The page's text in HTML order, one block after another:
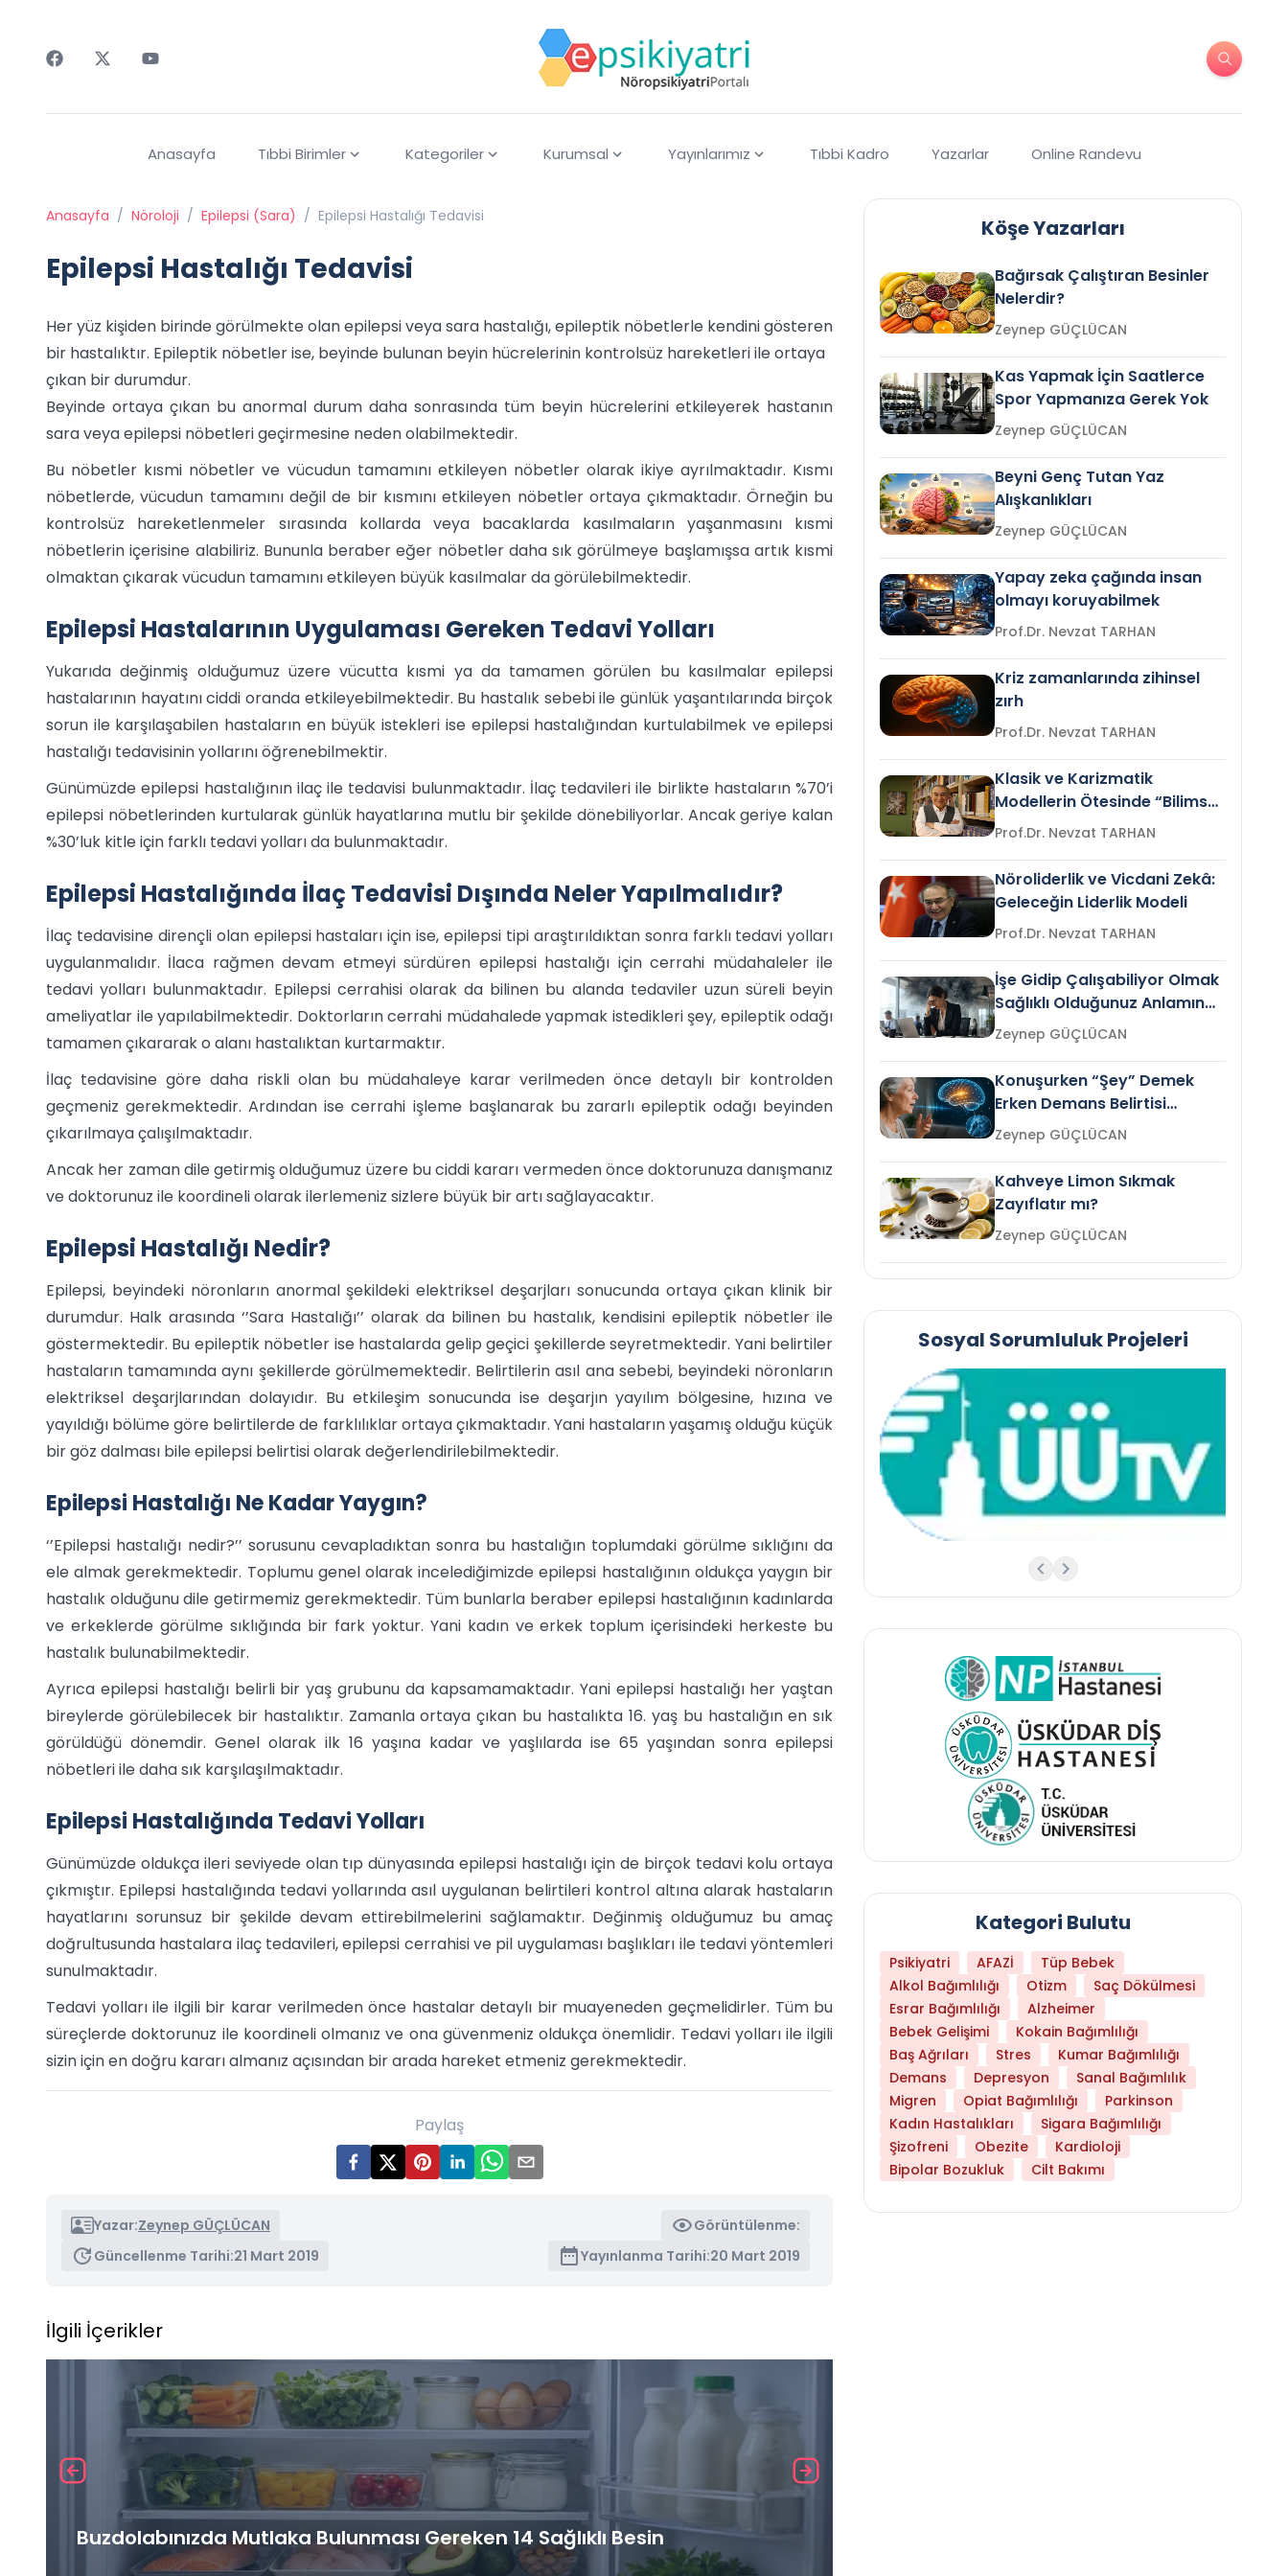
Anasayfa Tıbbi Birimler Kategoriler Kurumsal Yayınlarımız Tıbbi Kadro Yazarlar Online Randevu
Anasayfa / Nöroloji / Epilepsi (Sara) / Epilepsi Hastalığı Tedavisi
Epilepsi Hastalığı Tedavisi
Her yüz kişiden birinde görülmekte olan epilepsi veya sara hastalığı, epileptik nöbetlerle kendini gösteren
bir hastalıktır. Epileptik nöbetler ise, beyinde bulunan beyin hücrelerinin kontrolsüz hareketleri ile ortaya
çıkan bir durumdur.
Beyinde ortaya çıkan bu anormal durum daha sonrasında tüm beyin hücrelerini etkileyerek hastanın
sara veya epilepsi nöbetleri geçirmesine neden olabilmektedir.
Bu nöbetler kısmi nöbetler ve vücudun tamamını etkileyen nöbetler olarak ikiye ayrılmaktadır. Kısmı
nöbetlerde, vücudun tamamını değil de bir kısmını etkileyen nöbetler ortaya çıkmaktadır. Örneğin bu
kontrolsüz hareketlenmeler sırasında kollarda veya bacaklarda kasılmaların yaşanmasını kısmi
nöbetlerin içerisine alabiliriz. Bununla beraber eğer nöbetler daha sık görülmeye başlamışsa artık kısmi
olmaktan çıkarak vücudun tamamını etkileyen büyük kasılmalar da görülebilmektedir.
Epilepsi Hastalarının Uygulaması Gereken Tedavi Yolları
Yukarıda değinmiş olduğumuz üzere vücutta kısmi ya da tamamen görülen bu kasılmalar epilepsi
hastalarının hayatını ciddi oranda etkileyebilmektedir. Bu hastalık sebebi ile günlük yaşantılarında birçok
sorun ile karşılaşabilen hastaların en büyük istekleri ise epilepsi hastalığından kurtulabilmek ve epilepsi
hastalığı tedavisinin yollarını öğrenebilmektir.
Günümüzde epilepsi hastalığının ilaç ile tedavisi bulunmaktadır. İlaç tedavileri ile birlikte hastaların %70’i
epilepsi nöbetlerinden kurtularak günlük hayatlarına mutlu bir şekilde dönebiliyorlar. Ancak geriye kalan
%30’luk kitle için farklı tedavi yolları da bulunmaktadır.
Epilepsi Hastalığında İlaç Tedavisi Dışında Neler Yapılmalıdır?
İlaç tedavisine dirençli olan epilepsi hastaları için ise, epilepsi tipi araştırıldıktan sonra farklı tedavi yolları
uygulanmalıdır. İlaca rağmen devam etmeyi sürdüren epilepsi hastalığı için cerrahi müdahaleler ile
tedavi yolları bulunmaktadır. Epilepsi cerrahisi olarak da bilinen bu alanda tedaviler uzun süreli beyin
ameliyatlar ile yapılabilmektedir. Doktorların cerrahi müdahalede yapmak istedikleri şey, epileptik odağı
tamamen çıkararak o alanı hastalıktan kurtarmaktır.
İlaç tedavisine göre daha riskli olan bu müdahaleye karar verilmeden önce detaylı bir kontrolden
geçmeniz gerekmektedir. Ardından ise cerrahi işleme başlanarak bu zararlı epileptik odağı beyinden
çıkarılmaya çalışılmaktadır.
Ancak her zaman dile getirmiş olduğumuz üzere bu ciddi kararı vermeden önce doktorunuza danışmanız
ve doktorunuz ile koordineli olarak ilerlemeniz sizlere büyük bir artı sağlayacaktır.
Epilepsi Hastalığı Nedir?
Epilepsi, beyindeki nöronların anormal şekildeki elektriksel deşarjları sonucunda ortaya çıkan klinik bir
durumdur. Halk arasında ‘’Sara Hastalığı’’ olarak da bilinen bu hastalık, kendisini epileptik nöbetler ile
göstermektedir. Bu epileptik nöbetler ise hastalarda gelip geçici şekillerde seyretmektedir. Yani belirtiler
hastaların tamamında aynı şekillerde görülmemektedir. Belirtilerin asıl ana sebebi, beyindeki nöronların
elektriksel deşarjlarından dolayıdır. Bu etkileşim sonucunda ise deşarjın yayılım bölgesine, hızına ve
yayıldığı bölüme göre belirtilerde de farklılıklar ortaya çıkmaktadır. Yani hastaların yaşamış olduğu küçük
bir göz dalması bile epilepsi belirtisi olarak değerlendirilebilmektedir.
Epilepsi Hastalığı Ne Kadar Yaygın?
‘’Epilepsi hastalığı nedir?’’ sorusunu cevapladıktan sonra bu hastalığın toplumdaki görülme sıklığını da
ele almak gerekmektedir. Toplumu genel olarak incelediğimizde epilepsi hastalığının oldukça yaygın bir
hastalık olduğunu dile getirmemiz gerekmektedir. Tüm bunlarla beraber epilepsi hastalığının kadınlarda
ve erkeklerde görülme sıklığında bir fark yoktur. Yani kadın ve erkek toplum içerisindeki herkeste bu
hastalık bulunabilmektedir.
Ayrıca epilepsi hastalığı belirli bir yaş grubunu da kapsamamaktadır. Yani epilepsi hastalığı her yaştan
bireylerde görülebilecek bir hastalıktır. Zamanla ortaya çıkan bu hastalıkta 16. yaş bu hastalığın en sık
görüldüğü dönemdir. Genel olarak ilk 16 yaşına kadar ve yaşlılarda ise 65 yaşından sonra epilepsi
nöbetleri ile daha sık karşılaşılmaktadır.
Epilepsi Hastalığında Tedavi Yolları
Günümüzde oldukça ileri seviyede olan tıp dünyasında epilepsi hastalığı için de birçok tedavi kolu ortaya
çıkmıştır. Epilepsi hastalığında tedavi yollarında asıl uygulanan belirtileri kontrol altına alarak hastaların
hayatlarını sorunsuz bir şekilde devam ettirebilmelerini sağlamaktır. Değinmiş olduğumuz bu amaç
doğrultusunda hastalara ilaç tedavileri, epilepsi cerrahisi ve pil uygulaması başlıkları ile tedavi yöntemleri
sunulmaktadır.
Tedavi yolları ile ilgili bir karar verilmeden önce hastalar detaylı bir muayeneden geçmelidirler. Tüm bu
süreçlerde doktorunuz ile koordineli olmanız ve ona güvenmeniz oldukça önemlidir. Tedavi yolları ile ilgili
sizin için en doğru kararı almanız açısından bir arada hareket etmeniz gerekmektedir.
Paylaş
Yazar:Zeynep GÜÇLÜCAN
Görüntülenme:
Güncellenme Tarihi:21 Mart 2019 Yayınlanma Tarihi:20 Mart 2019
İlgili İçerikler
Buzdolabınızda Mutlaka Bulunması Gereken 14 Sağlıklı Besin
Köşe Yazarları
Bağırsak Çalıştıran Besinler
Nelerdir?
Zeynep GÜÇLÜCAN
Kas Yapmak İçin Saatlerce
Spor Yapmanıza Gerek Yok
Zeynep GÜÇLÜCAN
Beyni Genç Tutan Yaz
Alışkanlıkları
Zeynep GÜÇLÜCAN
Yapay zeka çağında insan
olmayı koruyabilmek
Prof.Dr. Nevzat TARHAN
Kriz zamanlarında zihinsel
zırh
Prof.Dr. Nevzat TARHAN
Klasik ve Karizmatik
Modellerin Ötesinde “Bilimsel
Liderlik”
Prof.Dr. Nevzat TARHAN
Nöroliderlik ve Vicdani Zekâ:
Geleceğin Liderlik Modeli
Prof.Dr. Nevzat TARHAN
İşe Gidip Çalışabiliyor Olmak
Sağlıklı Olduğunuz Anlamına
Gelir mi?Zeynep GÜÇLÜCAN
Konuşurken “Şey” Demek
Erken Demans Belirtisi
Olabilir mi?Zeynep GÜÇLÜCAN
Kahveye Limon Sıkmak
Zayıflatır mı?
Zeynep GÜÇLÜCAN
Sosyal Sorumluluk Projeleri
Kategori Bulutu
Psikiyatri AFAZİ
Tüp Bebek
Alkol Bağımlılığı
Otizm
Saç Dökülmesi
Esrar Bağımlılığı
Alzheimer
Bebek Gelişimi
Kokain Bağımlılığı
Baş Ağrıları
Stres
Kumar Bağımlılığı
Demans
Depresyon
Sanal Bağımlılık
Migren
Opiat Bağımlılığı
Parkinson
Kadın Hastalıkları
Sigara Bağımlılığı
Şizofreni
Obezite
Kardioloji
Bipolar Bozukluk
Cilt Bakımı